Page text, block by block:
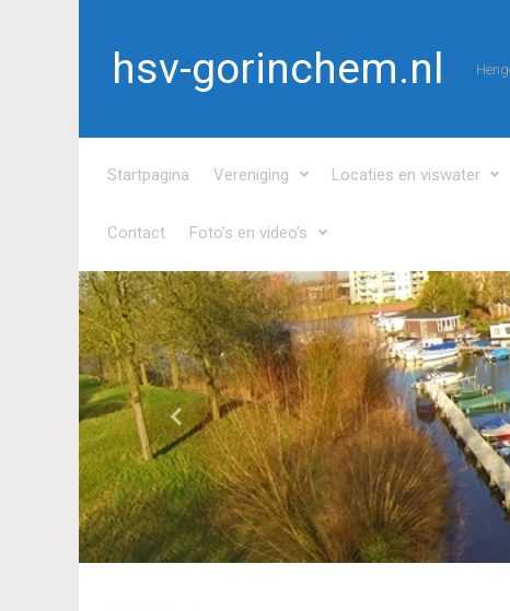
hsv-gorinchem.nl
Startpagina Vereniging Locaties en viswater
Contact Foto’s en video’s
Vorige